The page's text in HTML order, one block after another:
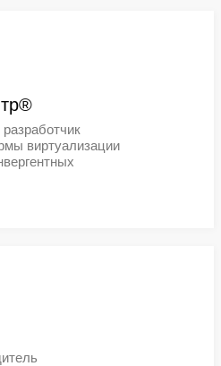
производитель и
ИБП